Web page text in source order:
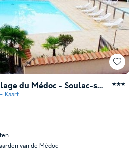
VVF Villages - La Plage du Médoc - Soulac-sur-Mer ★★★
Kaart
van de Médoc